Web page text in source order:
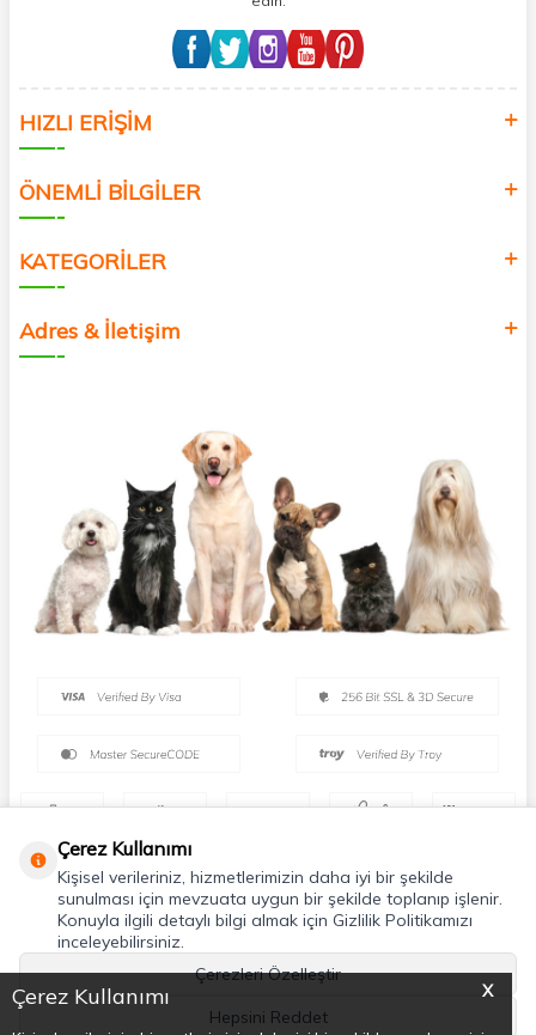
X
Çerez Kullanımı
HIZLI ERİŞİM
ÖNEMLİ BİLGİLER
KATEGORİLER
Adres & İletişim
Çerez Kullanımı
Kişisel verileriniz, hizmetlerimizin daha iyi bir şekilde
sunulması için mevzuata uygun bir şekilde toplanıp işlenir.
Konuyla ilgili detaylı bilgi almak için Gizlilik Politikamızı
inceleyebilirsiniz.
Çerezleri Özelleştir
Hepsini Reddet